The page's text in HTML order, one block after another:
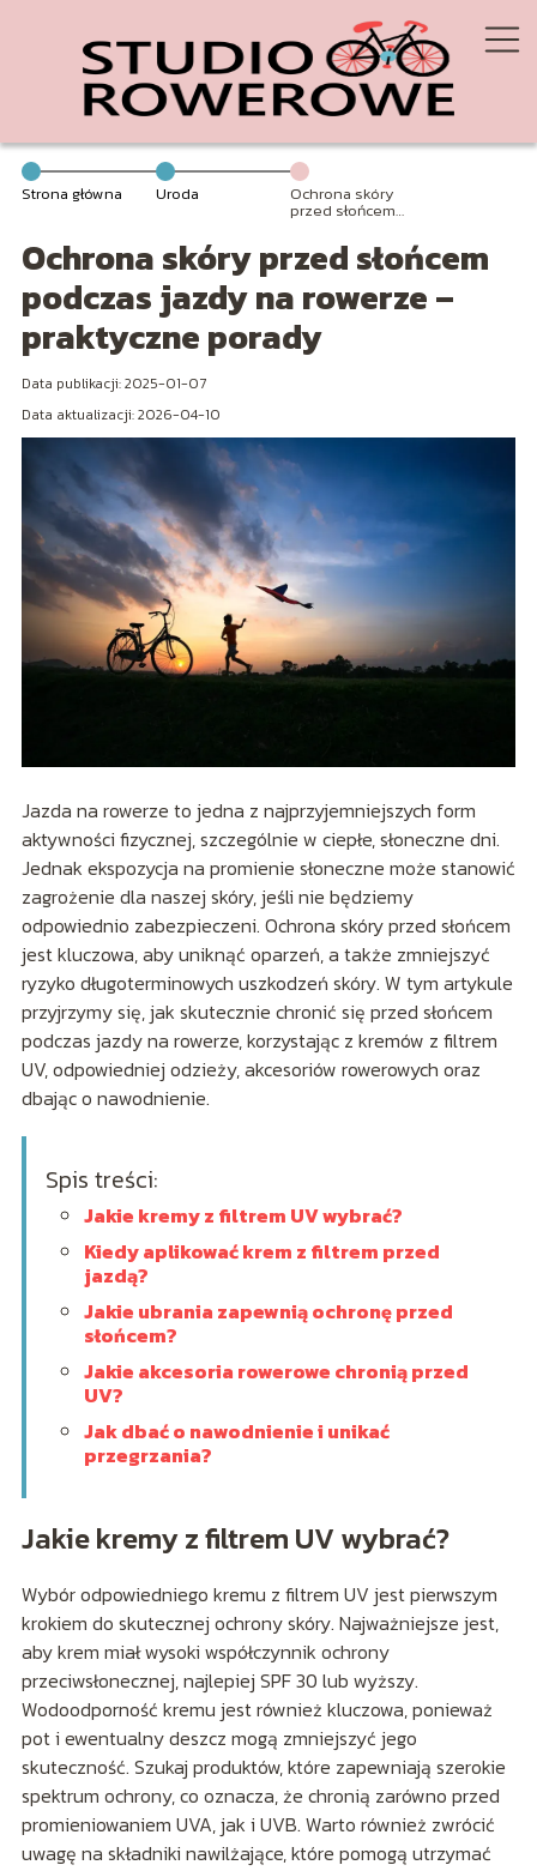
Strona główna Uroda Ochrona skóry
przed słońcem
na rowerze –
praktyczne
porady
Ochrona skóry przed słońcem
podczas jazdy na rowerze –
praktyczne porady
Data publikacji: 2025-01-07
Data aktualizacji: 2026-04-10
Jazda na rowerze to jedna z najprzyjemniejszych form
aktywności fizycznej, szczególnie w ciepłe, słoneczne dni.
Jednak ekspozycja na promienie słoneczne może stanowić
zagrożenie dla naszej skóry, jeśli nie będziemy
odpowiednio zabezpieczeni. Ochrona skóry przed słońcem
jest kluczowa, aby uniknąć oparzeń, a także zmniejszyć
ryzyko długoterminowych uszkodzeń skóry. W tym artykule
przyjrzymy się, jak skutecznie chronić się przed słońcem
podczas jazdy na rowerze, korzystając z kremów z filtrem
UV, odpowiedniej odzieży, akcesoriów rowerowych oraz
dbając o nawodnienie.
Spis treści:
Jakie kremy z filtrem UV wybrać?
Kiedy aplikować krem z filtrem przed
jazdą?
Jakie ubrania zapewnią ochronę przed
słońcem?
Jakie akcesoria rowerowe chronią przed
UV?
Jak dbać o nawodnienie i unikać
przegrzania?
Jakie kremy z filtrem UV wybrać?
Wybór odpowiedniego kremu z filtrem UV jest pierwszym
krokiem do skutecznej ochrony skóry. Najważniejsze jest,
aby krem miał wysoki współczynnik ochrony
przeciwsłonecznej, najlepiej SPF 30 lub wyższy.
Wodoodporność kremu jest również kluczowa, ponieważ
pot i ewentualny deszcz mogą zmniejszyć jego
skuteczność. Szukaj produktów, które zapewniają szerokie
spektrum ochrony, co oznacza, że chronią zarówno przed
promieniowaniem UVA, jak i UVB. Warto również zwrócić
uwagę na składniki nawilżające, które pomogą utrzymać